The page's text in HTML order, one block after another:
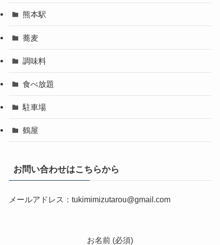
熊本駅
蕎麦
調味料
食べ放題
駐車場
鶴屋
お問い合わせはこちらから
メールアドレス：tukimimizutarou@gmail.com
お名前 (必須)